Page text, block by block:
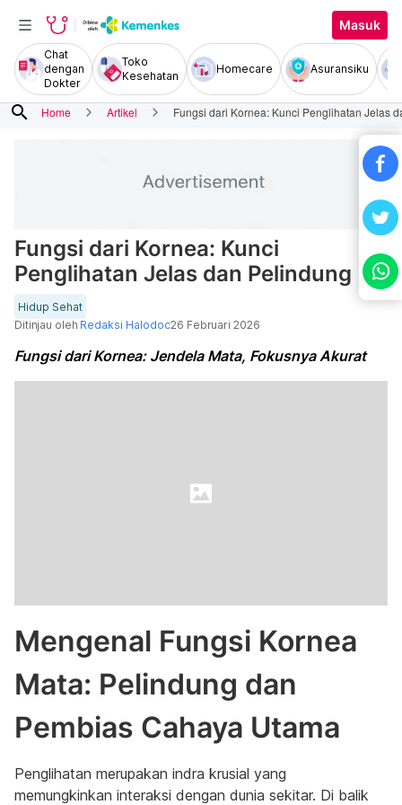
Masuk
Chat
dengan
Dokter
Toko
Kesehatan
Homecare Asuransiku
search Home Artikel Fungsi dari Kornea: Kunci Penglihatan Jelas
Fungsi dari Kornea: Kunci
Penglihatan Jelas dan Pelindung
Hidup Sehat
Ditinjau oleh Redaksi Halodoc26 Februari 2026
Fungsi dari Kornea: Jendela Mata, Fokusnya Akurat
Mengenal Fungsi Kornea
Mata: Pelindung dan
Pembias Cahaya Utama
Penglihatan merupakan indra krusial yang
memungkinkan interaksi dengan dunia sekitar. Di balik